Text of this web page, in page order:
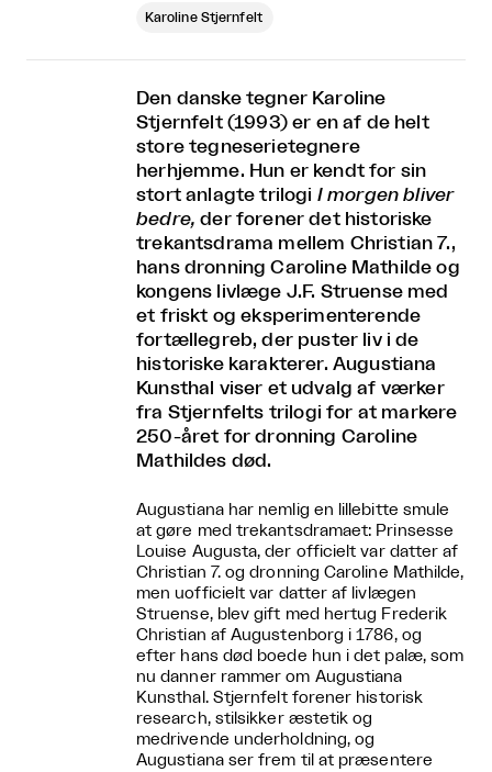
Karoline Stjernfelt
Den danske tegner Karoline
Stjernfelt (1993) er en af de helt
store tegneserietegnere
herhjemme. Hun er kendt for sin
stort anlagte trilogi I morgen bliver
bedre,der forener det historiske
trekantsdrama mellem Christian 7.,
hans dronning Caroline Mathilde og
kongens livlæge J.F. Struense med
et friskt og eksperimenterende
fortællegreb, der puster liv i de
historiske karakterer. Augustiana
Kunsthal viser et udvalg af værker
fra Stjernfelts trilogi for at markere
250-året for dronning Caroline
Mathildes død.
Augustiana har nemlig en lillebitte smule
at gøre med trekantsdramaet: Prinsesse
Louise Augusta, der officielt var datter af
Christian 7. og dronning Caroline Mathilde,
men uofficielt var datter af livlægen
Struense, blev gift med hertug Frederik
Christian af Augustenborg i 1786, og
efter hans død boede hun i det palæ, som
nu danner rammer om Augustiana
Kunsthal. Stjernfelt forener historisk
research, stilsikker æstetik og
medrivende underholdning, og
Augustiana ser frem til at præsentere